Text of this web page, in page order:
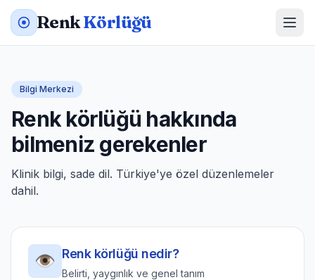
RenkKörlüğü
Bilgi Merkezi
Renk körlüğü hakkında
bilmeniz gerekenler
Klinik bilgi, sade dil. Türkiye'ye özel düzenlemeler
dahil.
👁️ Renk körlüğü nedir?
Belirti, yaygınlık ve genel tanım